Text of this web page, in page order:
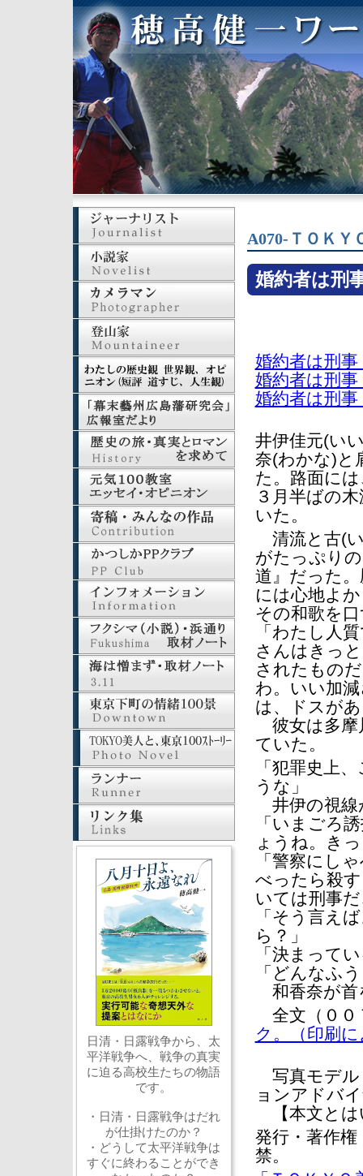
A070-ＴＯＫＹ
婚約者は
婚約者は刑
婚約者は刑
婚約者は刑
井伊佳元(い
奈(わかな)と
た。路面に
３月半ばの
いた。
清流と古(
がたっぷり
道』だった
には心地よ
その和歌を
「わたし人
さんはきっ
されたもの
わ。いい加
は、ドスが
彼女は多摩
ていた。
「犯罪史上
うな」
井伊の視線
「いまごろ
ょうね。き
「警察にし
べったら殺
いては刑事
「そう言え
ら？」
「決まって
「どんなふ
和香奈が首
全文（０
ク。（印刷
写真モデル
ョンアドバ
【本文とは
発行・著作
禁。
日清・日露戦争から、太
平洋戦争へ、戦争の真実
に迫る高校生たちの物語
です。
・日清・日露戦争はだれ
が仕掛けたのか？
・どうして太平洋戦争は
すぐに終わることができ